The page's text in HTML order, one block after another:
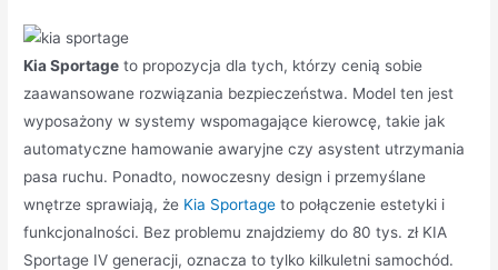
Kia Sportage to propozycja dla tych, którzy cenią sobie
zaawansowane rozwiązania bezpieczeństwa. Model ten jest
wyposażony w systemy wspomagające kierowcę, takie jak
automatyczne hamowanie awaryjne czy asystent utrzymania
pasa ruchu. Ponadto, nowoczesny design i przemyślane
wnętrze sprawiają, że Kia Sportage to połączenie estetyki i
funkcjonalności. Bez problemu znajdziemy do 80 tys. zł KIA
Sportage IV generacji, oznacza to tylko kilkuletni samochód.